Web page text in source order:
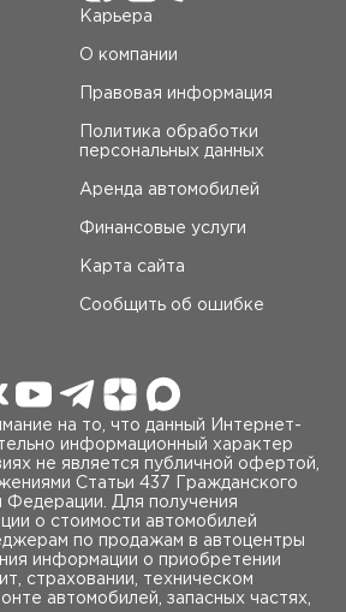
Карьера
О компании
Правовая информация
Политика обработки
персональных данных
Аренда автомобилей
Финансовые услуги
Карта сайта
Сообщить об ошибке
на то, что данный Интернет-
информационный характер
не является публичной офертой,
Статьи 437 Гражданского
Федерации. Для получения
о стоимости автомобилей
по продажам в автоцентры
информации о приобретении
страховании, техническом
автомобилей, запасных частях,